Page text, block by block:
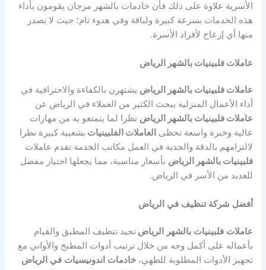
الأسرية علاوة على ذلك فأن خادمات بالشهر مرجان يقومون بأداء
هذه الخدمات بسرعة كبيرة ولباقة وفي هدوء تام؛ حيث لا يصدر
منها أي إزعاج لأفراد الأسرة.
عاملات فلبينيات بالشهر الرياض
عاملات فلبينيات بالشهر الرياض يشتهرن بالكفاءة والاحترافية في
أداء الأعمال المنزلية يبحث الكثير من العملاء في الرياض عن
عاملات فلبينيات بالشهر الرياض نظرا لما يتمتعو به من مهارات
عالية وخبرة واسعة تحظى العاملات الفلبينيات بشعبية كبيرة نظرا
لالتزامهم بالدقة والجدية في العمل مكاتب الخدمة تقدم عاملات
فلبينيات بالشهر الرياض بأسعار مناسبة، مما يجعلها اختيار مفضل
للعديد من الأسر في الرياض.
أفضل شركة تنظيف في الرياض
عاملات فلبينيات بالشهر الرياضتجيد تنظيف المطبق والقيام
بأعماله على أكمل وجه من خلال ترتيب أدوات المطبخ والأواني مع
تجهيز الأدوات المطلوبة للطهي،خادمات اندونيسيات في الرياض